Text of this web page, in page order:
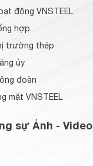
động VNSTEEL
hợp
trường thép
ủy
đoàn
mặt VNSTEEL
sự Ảnh - Video